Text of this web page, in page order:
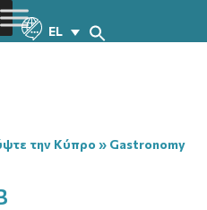
EL
την Κύπρο » Gastronomy